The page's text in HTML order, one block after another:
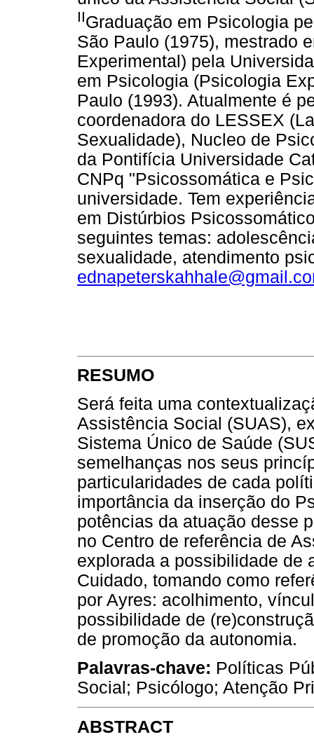
IIGraduação em Psicologia
São Paulo (1975), mestrado
Experimental) pela
em Psicologia (Psicologia
Paulo (1993). Atualmente é
coordenadora do LESSEX
Sexualidade), Nucleo de
da Pontifícia Universidade
CNPq "Psicossomática e
universidade. Tem
em Distúrbios
seguintes temas:
sexualidade, atendimento
RESUMO
Será feita uma
Assistência Social (SUAS),
Sistema Único de Saúde
semelhanças nos seus
particularidades de cada
importância da inserção do
potências da atuação desse
no Centro de referência de
explorada a possibilidade de
Cuidado, tomando como
por Ayres: acolhimento,
possibilidade de
de promoção da autonomia.
Palavras-chave: Políticas
Social; Psicólogo; Atenção
ABSTRACT